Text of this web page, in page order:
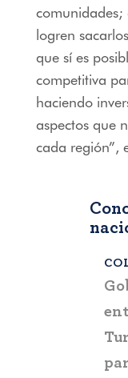
comunidades;
logren
que sí es
competitiva
haciendo
aspectos que
cada región”,